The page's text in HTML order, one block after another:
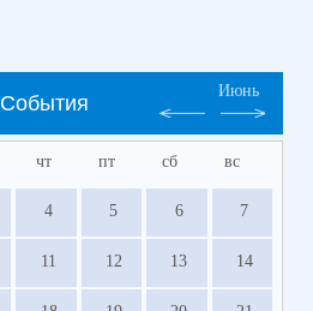
События
Июнь
чт пт сб вс
4 5 6 7
11 12 13 14